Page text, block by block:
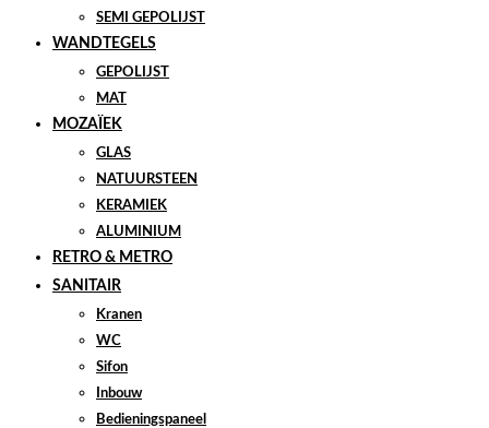
SEMI GEPOLIJST
WANDTEGELS
GEPOLIJST
MAT
MOZAÏEK
GLAS
NATUURSTEEN
KERAMIEK
ALUMINIUM
RETRO & METRO
SANITAIR
Kranen
WC
Sifon
Inbouw
Bedieningspaneel